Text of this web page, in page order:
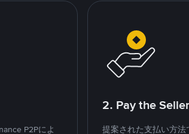
P2Pによ
2. Pay the Seller
提案された支払い方